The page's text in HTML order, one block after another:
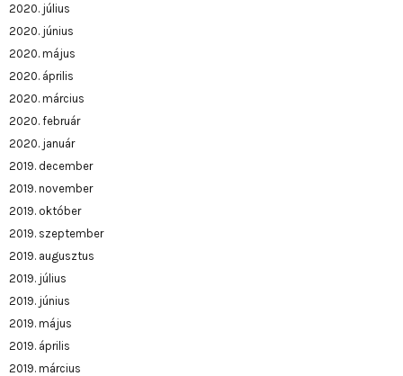
2020. július
2020. június
2020. május
2020. április
2020. március
2020. február
2020. január
2019. december
2019. november
2019. október
2019. szeptember
2019. augusztus
2019. július
2019. június
2019. május
2019. április
2019. március